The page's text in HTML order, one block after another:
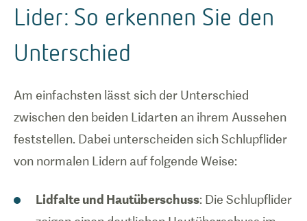
Lider: So erkennen Sie den
Unterschied
Am einfachsten lässt sich der Unterschied
zwischen den beiden Lidarten an ihrem Aussehen
feststellen. Dabei unterscheiden sich Schlupflider
von normalen Lidern auf folgende Weise:
Lidfalte und Hautüberschuss: Die Schlupflider